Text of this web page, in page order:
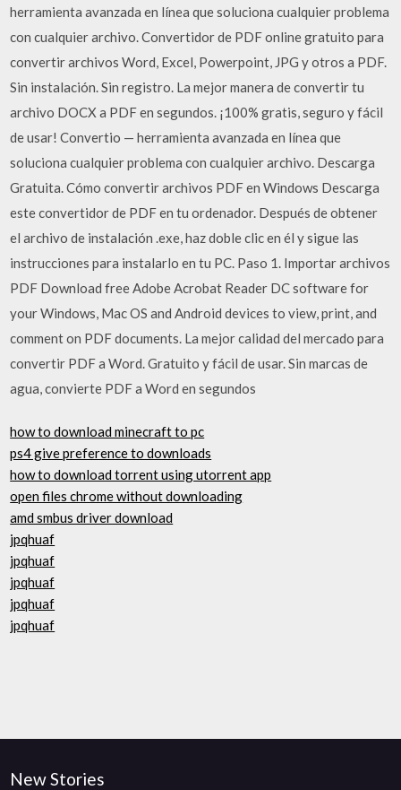
herramienta avanzada en línea que soluciona cualquier problema
con cualquier archivo. Convertidor de PDF online gratuito para
convertir archivos Word, Excel, Powerpoint, JPG y otros a PDF.
Sin instalación. Sin registro. La mejor manera de convertir tu
archivo DOCX a PDF en segundos. ¡100% gratis, seguro y fácil
de usar! Convertio — herramienta avanzada en línea que
soluciona cualquier problema con cualquier archivo. Descarga
Gratuita. Cómo convertir archivos PDF en Windows Descarga
este convertidor de PDF en tu ordenador. Después de obtener
el archivo de instalación .exe, haz doble clic en él y sigue las
instrucciones para instalarlo en tu PC. Paso 1. Importar archivos
PDF Download free Adobe Acrobat Reader DC software for
your Windows, Mac OS and Android devices to view, print, and
comment on PDF documents. La mejor calidad del mercado para
convertir PDF a Word. Gratuito y fácil de usar. Sin marcas de
agua, convierte PDF a Word en segundos
how to download minecraft to pc
ps4 give preference to downloads
how to download torrent using utorrent app
open files chrome without downloading
amd smbus driver download
jpqhuaf
jpqhuaf
jpqhuaf
jpqhuaf
jpqhuaf
New Stories